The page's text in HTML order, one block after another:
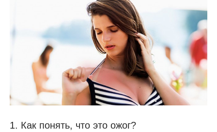
1. Как понять, что это ожог?